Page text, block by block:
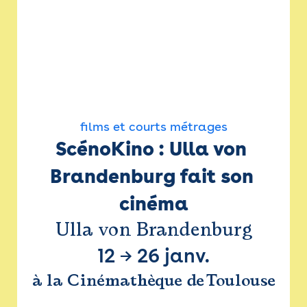
films et courts métrages
ScénoKino : Ulla von
Brandenburg fait son
cinéma
Ulla von Brandenburg
12 → 26 janv.
à la Cinémathèque de Toulouse